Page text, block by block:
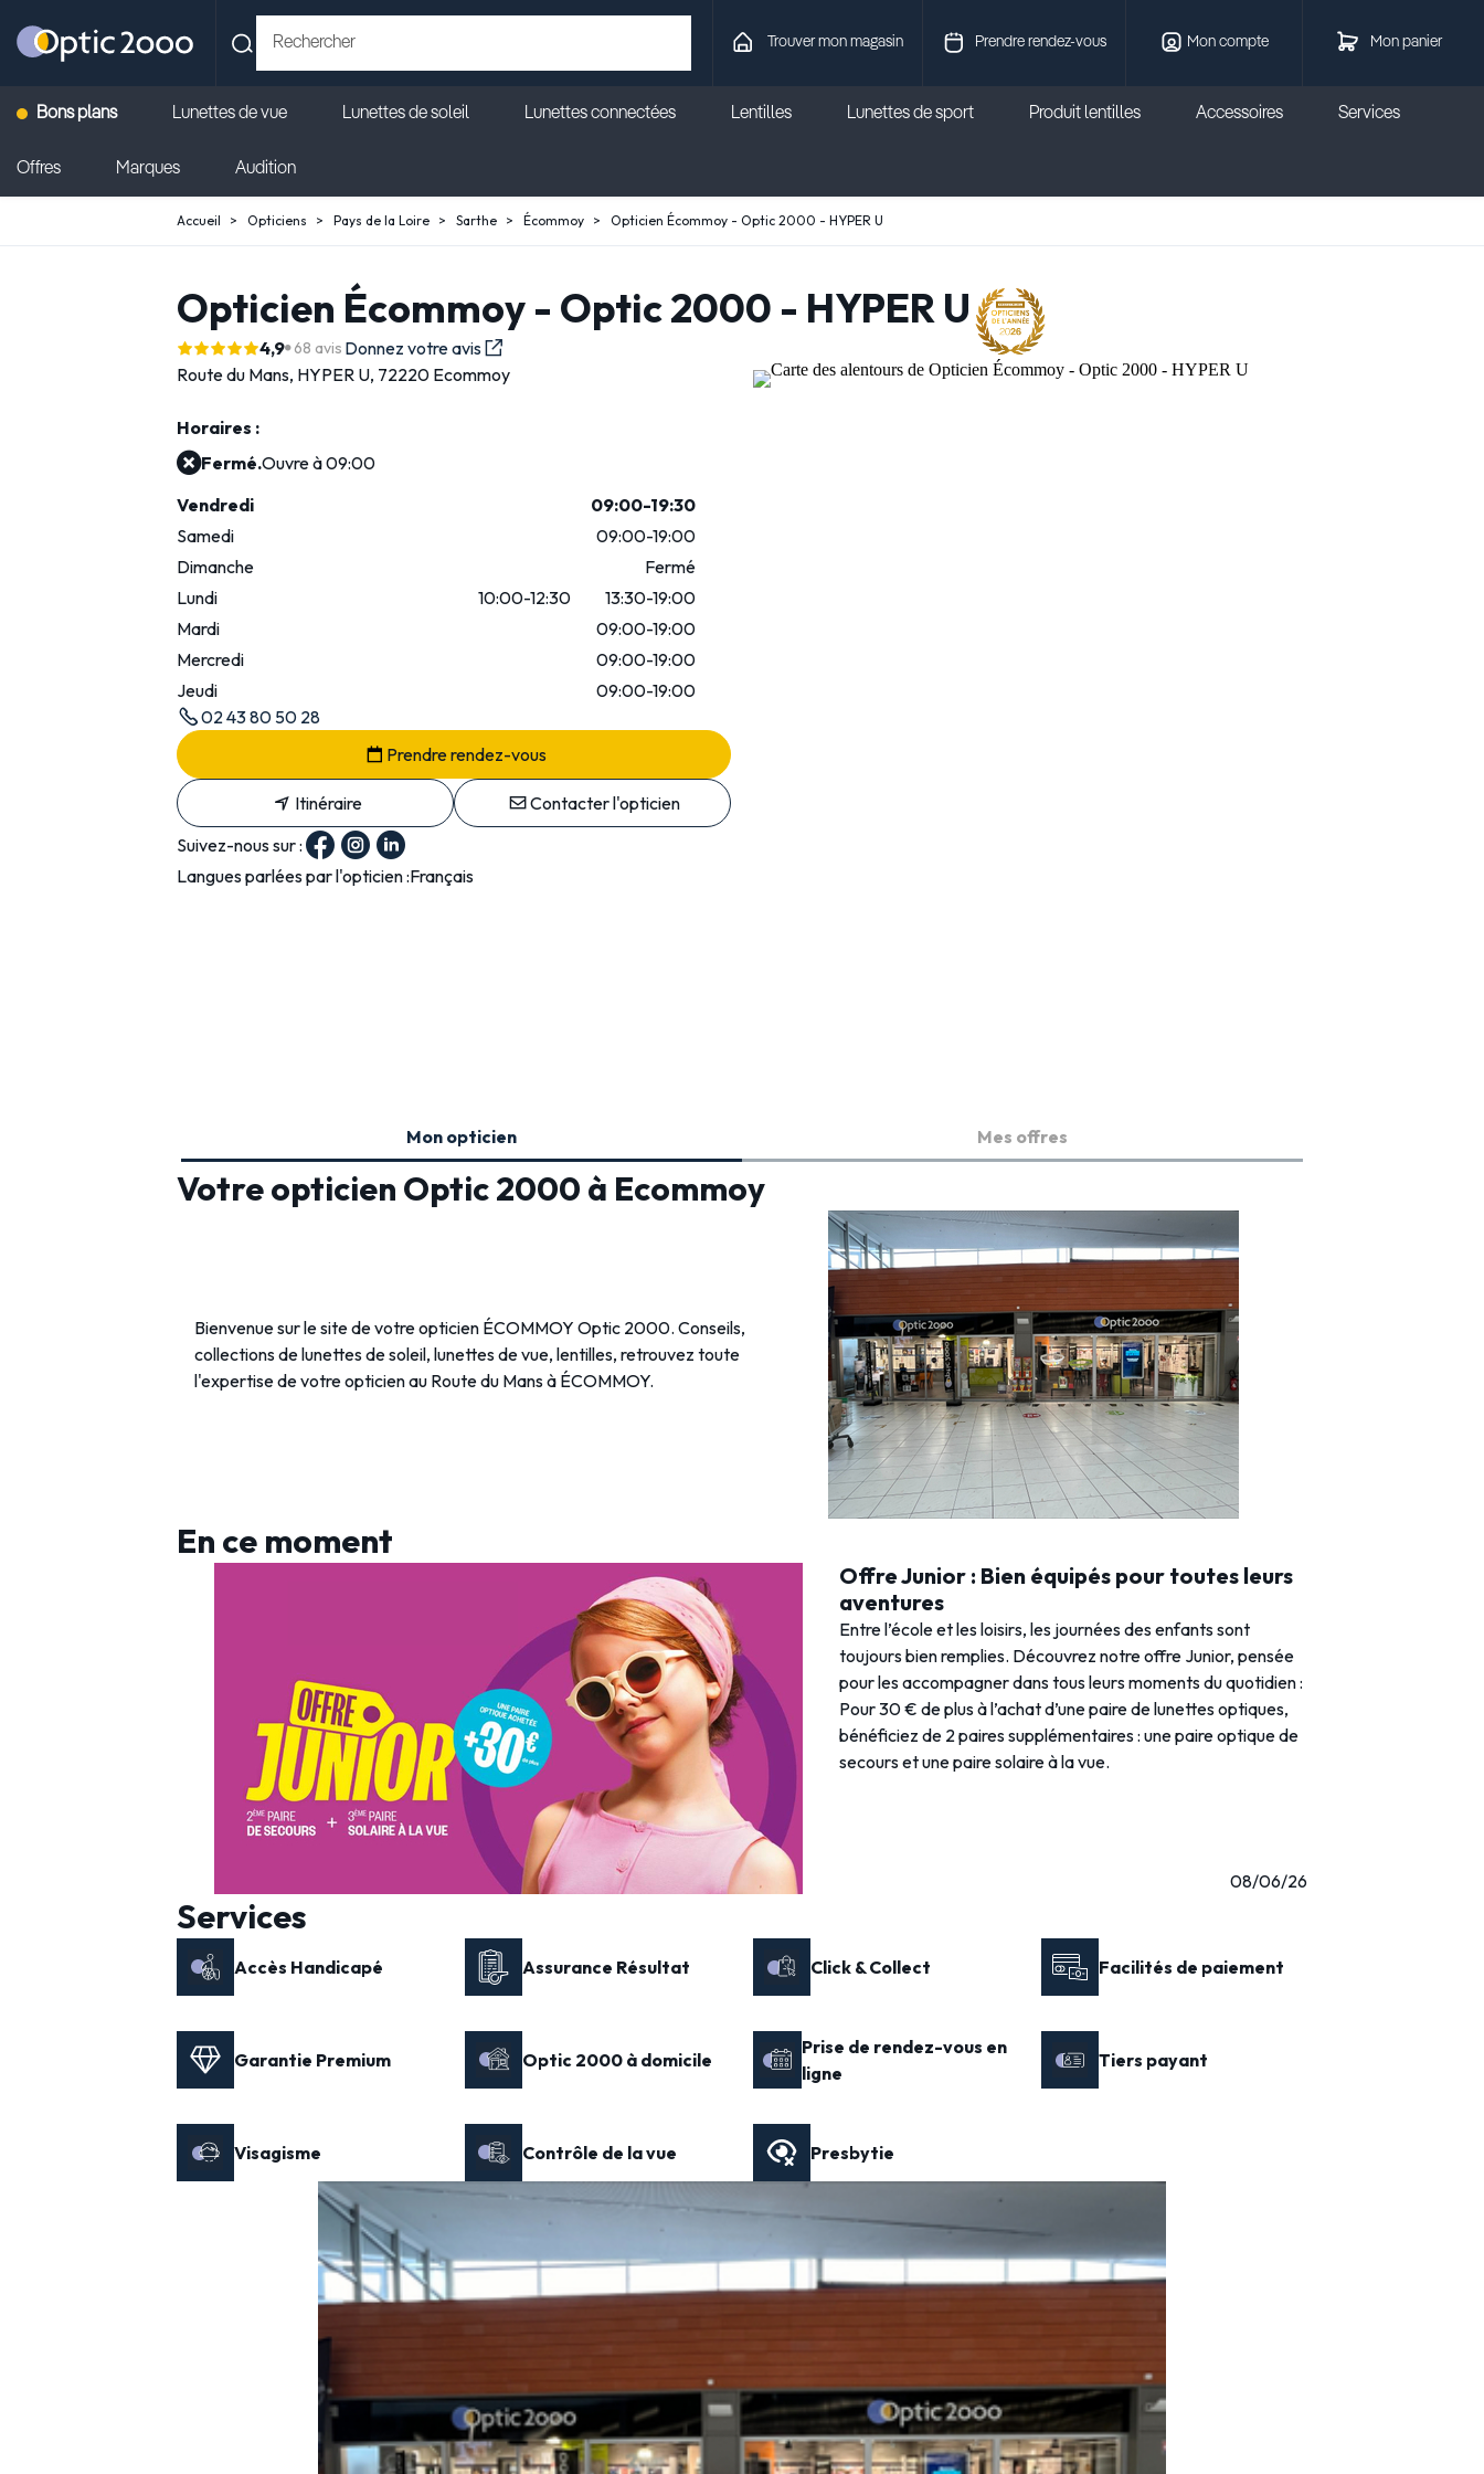
Mon panier
Prendre rendez-vous Mon compte
Trouver mon magasin
Bons plans Lunettes de vue Lunettes de soleil Lunettes connectées Lentilles Lunettes de sport Produit lentilles Accessoires Services
Offres Marques Audition
Accueil Opticiens Pays de la Loire Sarthe Écommoy Opticien Écommoy - Optic 2000 - HYPER U
Opticien Écommoy - Optic 2000 - HYPER U
4,9 68 avis Donnez votre avis
Route du Mans, HYPER U, 72220 Ecommoy
Horaires :
Fermé.Ouvre à 09:00
Vendredi
09:00-19:30
Samedi
09:00-19:00
Dimanche
Fermé
Lundi
10:00-12:30
13:30-19:00
Mardi
09:00-19:00
Mercredi
09:00-19:00
Jeudi
09:00-19:00
02 43 80 50 28
Prendre rendez-vous
Itinéraire
Contacter l'opticien
Suivez-nous sur :
Langues parlées par l'opticien :Français
Mon opticien Mes offres
Votre opticien Optic 2000 à Ecommoy
Bienvenue sur le site de votre opticien ÉCOMMOY Optic 2000. Conseils,
collections de lunettes de soleil, lunettes de vue, lentilles, retrouvez toute
l'expertise de votre opticien au Route du Mans à ÉCOMMOY.
En ce moment
Offre Junior : Bien équipés pour toutes leurs
aventures
Entre l’école et les loisirs, les journées des enfants sont
toujours bien remplies. Découvrez notre offre Junior, pensée
pour les accompagner dans tous leurs moments du quotidien :
Pour 30 € de plus à l’achat d’une paire de lunettes optiques,
bénéficiez de 2 paires supplémentaires : une paire optique de
secours et une paire solaire à la vue.
08/06/26
Services
Accès Handicapé Assurance Résultat Click & Collect Facilités de paiement
Garantie Premium Optic 2000 à domicile
Prise de rendez-vous en
ligne
Tiers payant
Visagisme Contrôle de la vue Presbytie